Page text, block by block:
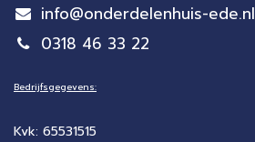
info@onderdelenhuis-ede.nl
0318 46 33 22
Bedrijfsgegevens:
Kvk: 65531515